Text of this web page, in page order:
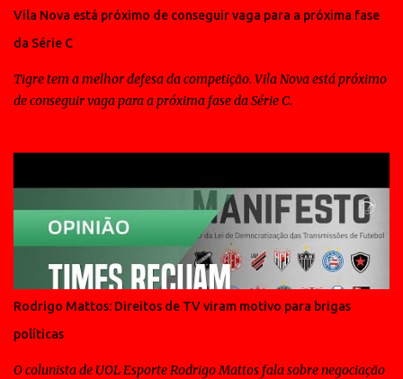
Vila Nova está próximo de conseguir vaga para a próxima fase
da Série C
Tigre tem a melhor defesa da competição. Vila Nova está próximo
de conseguir vaga para a próxima fase da Série C.
Rodrigo Mattos: Direitos de TV viram motivo para brigas
políticas
O colunista de UOL Esporte Rodrigo Mattos fala sobre negociação